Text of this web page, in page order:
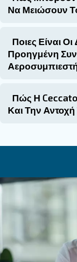
Η συντήρηση
σημασίας για
και της
εργασίες
επιλογές, οι
καθιστώντας την
αεροσυμπιεστών.
Μάθετε